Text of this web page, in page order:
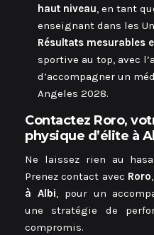
haut niveau, en tant
enseignant dans les
Résultats mesurables
sportive au top, avec
d’accompagner un
Angeles 2028.
Contactez Roro,
physique d’élite à
Ne laissez rien au
Prenez contact avec Roro
à Albi, pour un
une stratégie de
compromis.